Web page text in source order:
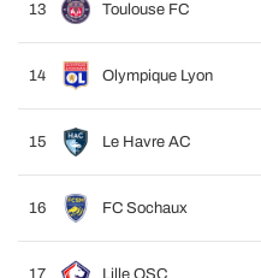
13 Toulouse FC
14 Olympique Lyon
15 Le Havre AC
16 FC Sochaux
17 Lille OSC